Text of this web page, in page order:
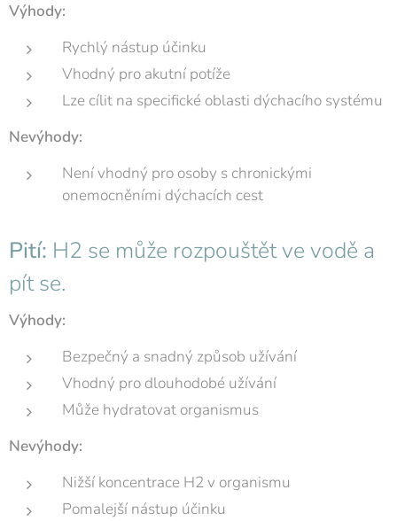
Výhody:
Rychlý nástup účinku
Vhodný pro akutní potíže
Lze cílit na specifické oblasti dýchacího systému
Nevýhody:
Není vhodný pro osoby s chronickými
onemocněními dýchacích cest
Pití: H2 se může rozpouštět ve vodě a
pít se.
Výhody:
Bezpečný a snadný způsob užívání
Vhodný pro dlouhodobé užívání
Může hydratovat organismus
Nevýhody:
Nižší koncentrace H2 v organismu
Pomalejší nástup účinku